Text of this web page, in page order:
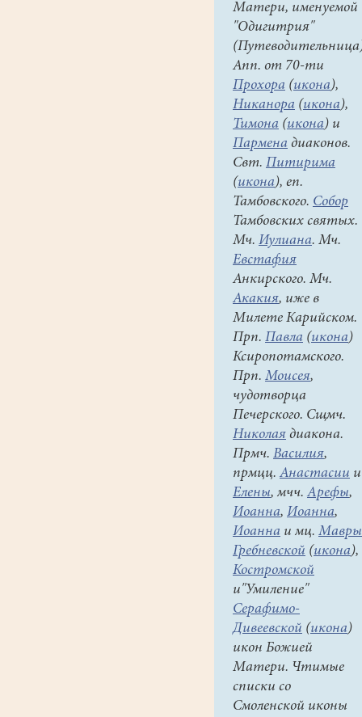
Матери, именуемой
"Одигитрия"
Апп. от 70-ти
Прохора (икона),
Никанора (икона),
Тимона (икона) и
Пармена диаконов.
Свт. Питирима
(икона), еп.
Тамбовского. Собор
Тамбовских святых.
Мч. Иулиана. Мч.
Евстафия
Анкирского. Мч.
Акакия, иже в
Милете Карийском.
Прп. Павла (икона)
Ксиропотамского.
Прп. Моисея,
чудотворца
Печерского. Сщмч.
Николая диакона.
Прмч. Василия,
прмцц. Анастасии и
Елены, мчч. Арефы,
Иоанна, Иоанна,
Иоанна и мц. Мавры
Гребневской (икона),
Костромской
и"Умиление"
Серафимо-
Дивеевской (икона)
икон Божией
Матери. Чтимые
списки со
Смоленской иконы